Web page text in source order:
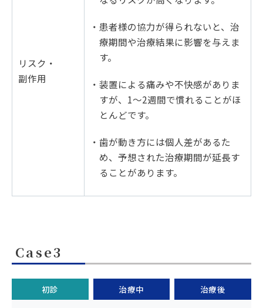
リスク・
副作用
・患者様の協力が得られないと、治
療期間や治療結果に影響を与えま
す。
・装置による痛みや不快感がありま
すが、1～2週間で慣れることがほ
とんどです。
・歯が動き方には個人差があるた
め、予想された治療期間が延長す
ることがあります。
Case3
初診 治療中 治療後